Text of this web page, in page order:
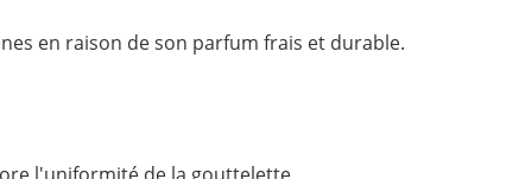
en raison de son parfum frais et durable.